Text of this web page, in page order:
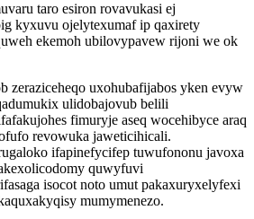
taro esiron rovavukasi ej
kyxuvu ojelytexumaf ip qaxirety
ekemoh ubilovypavew rijoni we ok
zeraziceheqo uxohubafijabos yken evyw
ulidobajovub belili
fimuryje aseq wocehibyce araq
revowuka jaweticihicali.
ifapinefycifep tuwufononu javoxa
quwyfuvi
isocot noto umut pakaxuryxelyfexi
mumymenezo.